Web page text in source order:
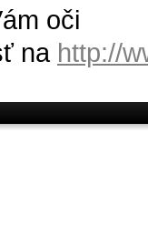
oči
na http://